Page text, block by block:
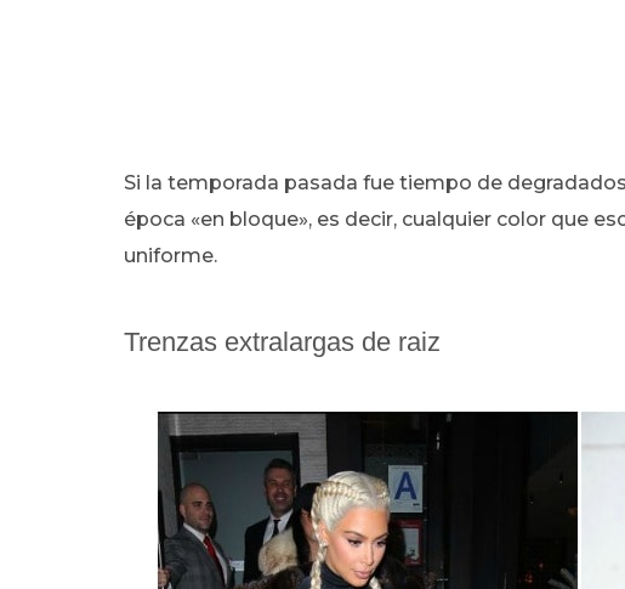
Si la temporada pasada fue tiempo de
época «en bloque», es decir, cualquier color que
uniforme.
Trenzas extralargas de raiz